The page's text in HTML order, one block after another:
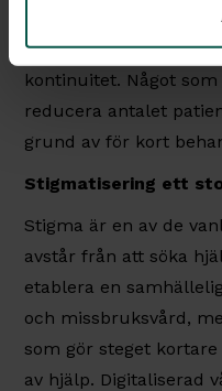
underlättar för att
motsvarar patienters
kontinuitet. Något
reducera antalet
grund av för kort
Stigmatisering ett
Stigma är en av de
avstår från att söka
etablera en
och missbruksvård,
som gör steget
av hjälp. Digitaliserad